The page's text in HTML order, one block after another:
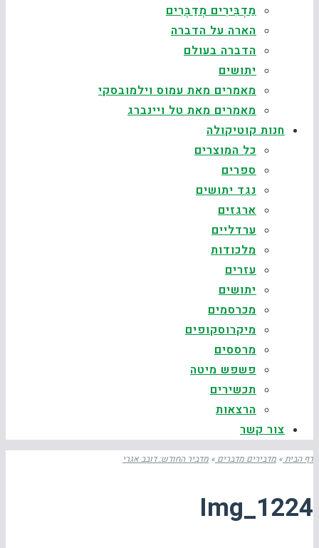
מַדְבִּירִים מְדַבְּרִים
הארה על הדברה
הדברה בעולם
יתושים
מאמרים מאת עמוס וילמובסקי
מאמרים מאת טל ויינברג
חנות קוטיקולה
כל המוצרים
ספרים
נגד יתושים
ארגזים
ערדליים
מלכודות
עזרים
יתושים
מכרסמים
מיקרוסקופים
מרססים
פשפש מיטה
תכשירים
הרצאות
צור קשר
דף הבית» מדבירים מדברים » מדביר החודש: דובב אגרי
Img_1224